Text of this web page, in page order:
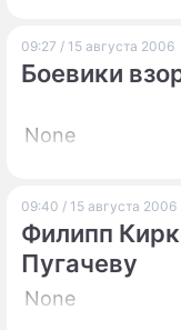
09:27 / 15 августа 2006
Боевики
None
09:40 / 15 августа 2006
Филипп
Пугачеву
None